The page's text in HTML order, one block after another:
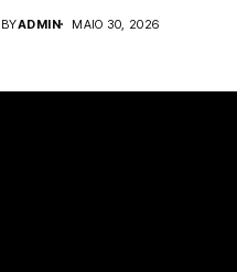
BYADMIN MAIO 30, 2026